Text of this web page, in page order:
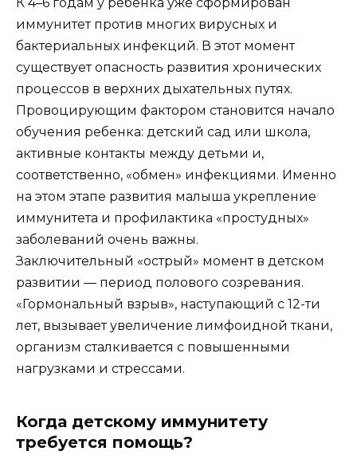
К 4–6 годам у ребенка уже сформирован
иммунитет против многих вирусных и
бактериальных инфекций. В этот момент
существует опасность развития хронических
процессов в верхних дыхательных путях.
Провоцирующим фактором становится начало
обучения ребенка: детский сад или школа,
активные контакты между детьми и,
соответственно, «обмен» инфекциями. Именно
на этом этапе развития малыша укрепление
иммунитета и профилактика «простудных»
заболеваний очень важны.
Заключительный «острый» момент в детском
развитии — период полового созревания.
«Гормональный взрыв», наступающий с 12-ти
лет, вызывает увеличение лимфоидной ткани,
организм сталкивается с повышенными
нагрузками и стрессами.
Когда детскому иммунитету
требуется помощь?